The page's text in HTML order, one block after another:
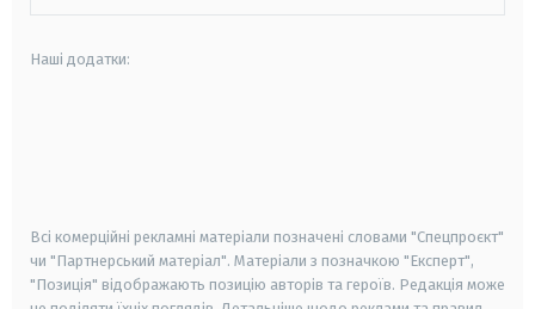
Наші додатки:
Всі комерційні рекламні матеріали позначені словами "Спецпроєкт"
чи "Партнерський матеріал". Матеріали з позначкою "Експерт",
"Позиція" відображають позицію авторів та героїв. Редакція може